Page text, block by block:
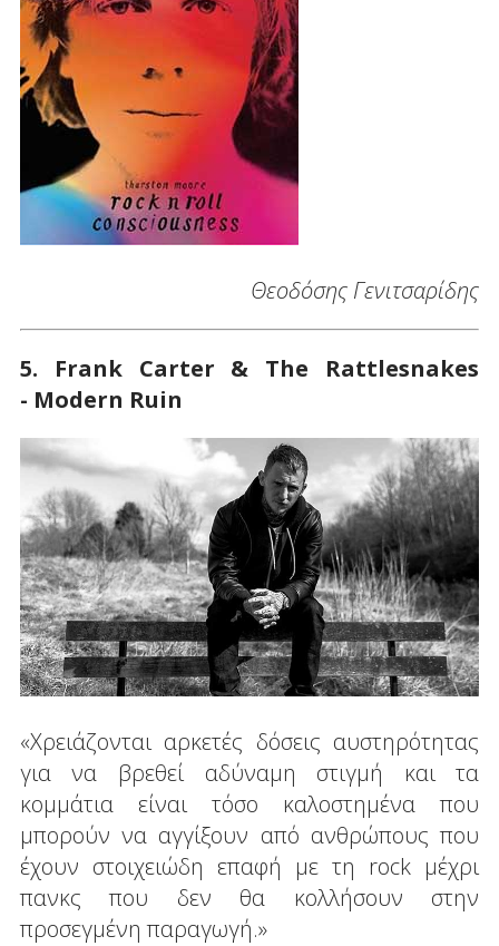
Θεοδόσης Γενιτσαρίδης
5. Frank Carter & The Rattlesnakes
- Modern Ruin
«Χρειάζονται αρκετές δόσεις αυστηρότητας
για να βρεθεί αδύναμη στιγμή και τα
κομμάτια είναι τόσο καλοστημένα που
μπορούν να αγγίξουν από ανθρώπους που
έχουν στοιχειώδη επαφή με τη rock μέχρι
πανκς που δεν θα κολλήσουν στην
προσεγμένη παραγωγή.»